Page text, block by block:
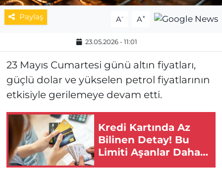
Paylaş A- A+
23.05.2026 - 11:01
23 Mayıs Cumartesi günü altın fiyatları,
güçlü dolar ve yükselen petrol fiyatlarının
etkisiyle gerilemeye devam etti.
Kredi Kartında Az
Bilinen Detay! Bu
Limiti Aşanlar Daha
Fazla Ödüyor!